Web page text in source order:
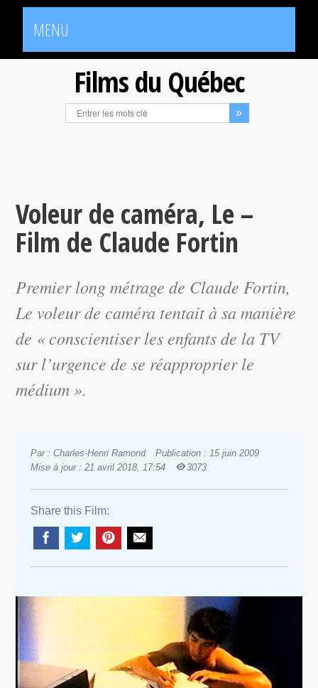
MENU
Films du Québec
Voleur de caméra, Le –
Film de Claude Fortin
Premier long métrage de Claude Fortin,
Le voleur de caméra tentait à sa manière
de « conscientiser les enfants de la TV
sur l’urgence de se réapproprier le
médium ».
Par : Charles-Henri Ramond
Publication : 15 juin 2009
Mise à jour : 21 avril 2018, 17:54
3073
Share this Film: